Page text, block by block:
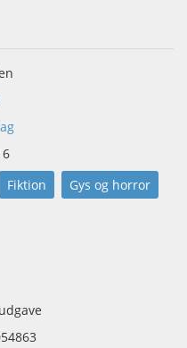
Fiktion Gys og horror